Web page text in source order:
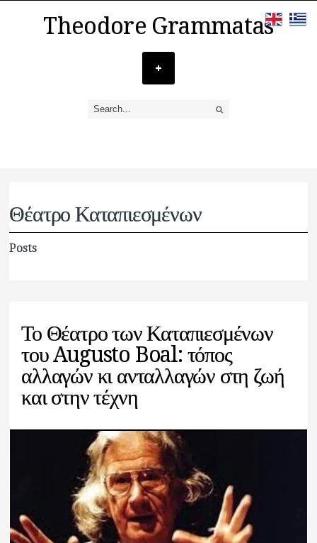
Theodore Grammatas
Θέατρο Καταπιεσμένων
Posts
Το Θέατρο των Καταπιεσμένων
του Augusto Boal: τόπος
αλλαγών κι ανταλλαγών στη ζωή
και στην τέχνη